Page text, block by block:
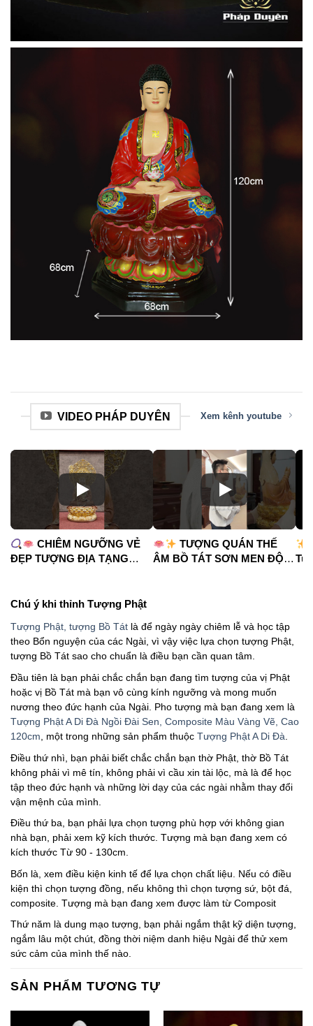
VIDEO PHÁP DUYÊN Xem kênh youtube
CHIÊM NGƯỠNG VẺ
ĐẸP TƯỢNG ĐỊA TẠNG
#tuongphat
TƯỢNG QUÁN THẾ
ÂM BỒ TÁT SƠN MEN ĐỘ
Chú ý khi thỉnh Tượng Phật
Tượng Phật, tượng Bồ Tát là để ngày ngày chiêm lễ và học tập
theo Bổn nguyện của các Ngài, vì vậy việc lựa chọn tượng Phật,
tượng Bồ Tát sao cho chuẩn là điều bạn cần quan tâm.
Đầu tiên là bạn phải chắc chắn bạn đang tìm tượng của vị Phật
hoặc vị Bồ Tát mà bạn vô cùng kính ngưỡng và mong muốn
nương theo đức hạnh của Ngài. Pho tượng mà bạn đang xem là
Tượng Phật A Di Đà Ngồi Đài Sen, Composite Màu Vàng Vẽ, Cao
120cm , một trong những sản phẩm thuộc Tượng Phật A Di Đà
Điều thứ nhì, bạn phải biết chắc chắn bạn thờ Phật, thờ Bồ Tát
không phải vì mê tín, không phải vì cầu xin tài lộc, mà là để học
tập theo đức hạnh và những lời dạy của các ngài nhằm thay đổi
vận mệnh của mình.
Điều thứ ba, bạn phải lựa chọn tượng phù hợp với không gian
nhà bạn, phải xem kỹ kích thước. Tượng mà bạn đang xem có
kích thước Từ 90 - 130cm.
Bốn là, xem điều kiện kinh tế để lựa chọn chất liệu. Nếu có điều
kiện thì chọn tượng đồng, nếu không thì chọn tượng sứ, bột đá,
composite. Tượng mà bạn đang xem được làm từ Composit
Thứ năm là dung mạo tượng, bạn phải ngắm thật kỹ diện tượng,
ngắm lâu một chút, đồng thời niệm danh hiệu Ngài để thử xem
sức cảm của mình thế nào.
SẢN PHẨM TƯƠNG TỰ